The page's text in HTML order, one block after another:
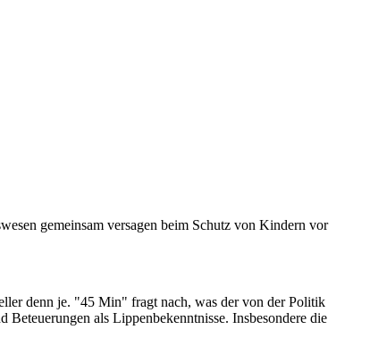
gemeinsam versagen beim Schutz von Kindern vor
denn je. "45 Min" fragt nach, was der von der Politik
als Lippenbekenntnisse. Insbesondere die